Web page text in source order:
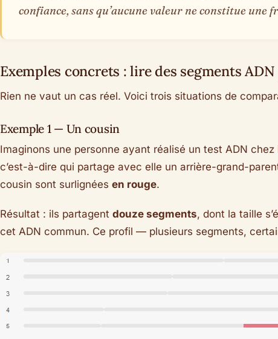
confiance, sans qu’aucune valeur ne constitue une
Exemples concrets : lire des segments
Rien ne vaut un cas réel. Voici trois situations de
Exemple 1 — Un cousin
Imaginons une personne ayant réalisé un test ADN chez
c’est-à-dire qui partage avec elle un arrière-grand-
cousin sont surlignées en rouge.
Résultat : ils partagent douze segments, dont la taille
cet ADN commun. Ce profil — plusieurs segments,